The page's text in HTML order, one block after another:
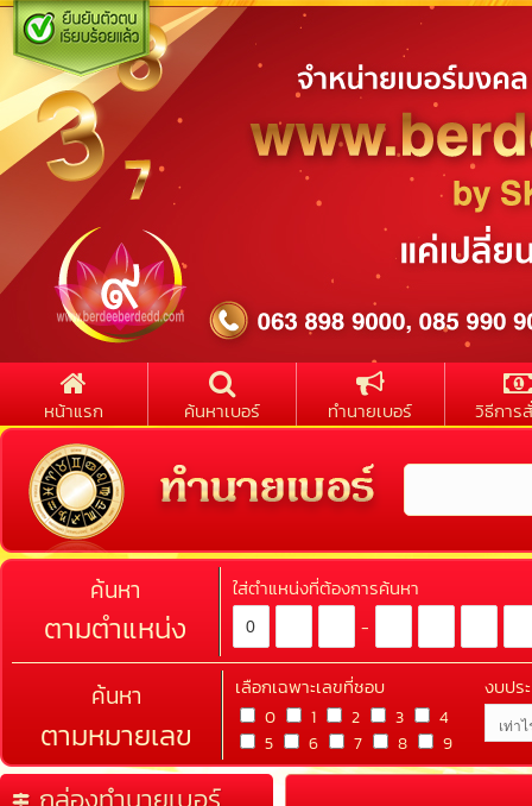
หน้าแรก ค้นหาเบอร์ ทำนายเบอร์ วิธีการ
ค้นหา
ตามตำแหน่ง
ใส่ตำแหน่งที่ต้องการค้นหา
-
ค้นหา
ตามหมายเลข
เลือกเฉพาะเลขที่ชอบ
0 1 2 3
4
5
6 7 8 9
งบปร